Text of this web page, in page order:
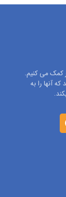
کمک می کنیم.
آنها را به